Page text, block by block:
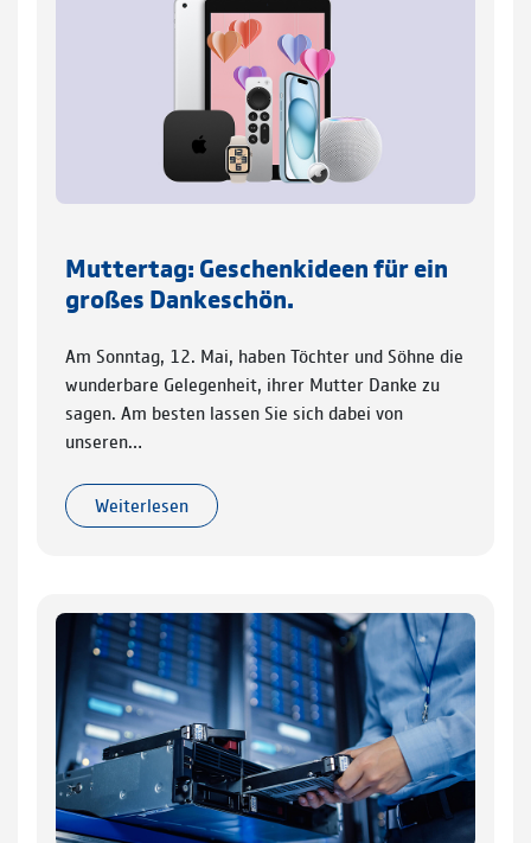
Muttertag: Geschenkideen für ein
großes Dankeschön.
Am Sonntag, 12. Mai, haben Töchter und Söhne die
wunderbare Gelegenheit, ihrer Mutter Danke zu
sagen. Am besten lassen Sie sich dabei von
unseren…
Weiterlesen